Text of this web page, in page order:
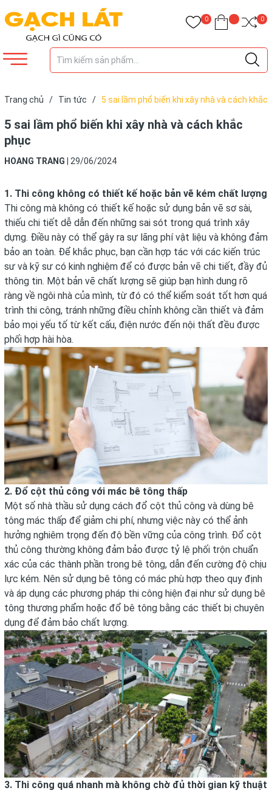
0 0
Trang chủ / Tin tức /
5 sai lầm phổ biến khi xây nhà và cách khắc
5 sai lầm phổ biến khi xây nhà và cách khắc
phục
HOANG TRANG 29/06/2024
1. Thi công không có thiết kế hoặc bản vẽ kém chất lượng
Thi công mà không có thiết kế hoặc sử dụng bản vẽ sơ sài,
thiếu chi tiết dễ dẫn đến những sai sót trong quá trình xây
dựng. Điều này có thể gây ra sự lãng phí vật liệu và không đảm
bảo an toàn. Để khắc phục, bạn cần hợp tác với các kiến trúc
sư và kỹ sư có kinh nghiệm để có được bản vẽ chi tiết, đầy đủ
thông tin. Một bản vẽ chất lượng sẽ giúp bạn hình dung rõ
ràng về ngôi nhà của mình, từ đó có thể kiểm soát tốt hơn quá
trình thi công, tránh những điều chỉnh không cần thiết và đảm
bảo mọi yếu tố từ kết cấu, điện nước đến nội thất đều được
phối hợp hài hòa.
2. Đổ cột thủ công với mác bê tông thấp
Một số nhà thầu sử dụng cách đổ cột thủ công và dùng bê
tông mác thấp để giảm chi phí, nhưng việc này có thể ảnh
hưởng nghiêm trọng đến độ bền vững của công trình. Đổ cột
thủ công thường không đảm bảo được tỷ lệ phối trộn chuẩn
xác của các thành phần trong bê tông, dẫn đến cường độ chịu
lực kém. Nên sử dụng bê tông có mác phù hợp theo quy định
và áp dụng các phương pháp thi công hiện đại như sử dụng bê
tông thương phẩm hoặc đổ bê tông bằng các thiết bị chuyên
dụng để đảm bảo chất lượng.
3. Thi công quá nhanh mà không chờ đủ thời gian kỹ thuật